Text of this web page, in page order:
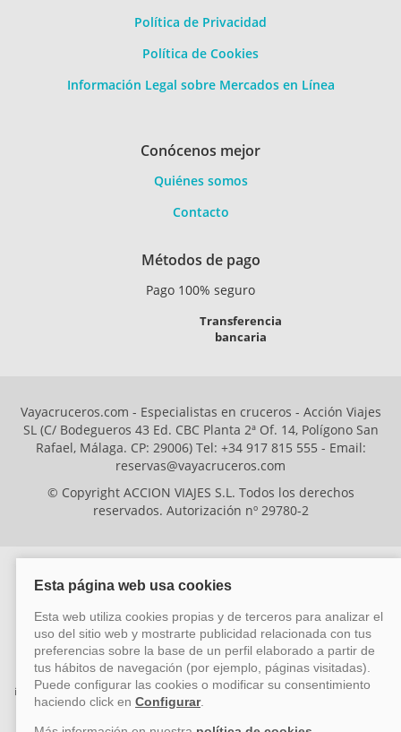
Política de Privacidad
Política de Cookies
Información Legal sobre Mercados en Línea
Conócenos mejor
Quiénes somos
Contacto
Métodos de pago
Pago 100% seguro
Transferencia
bancaria
Vayacruceros.com - Especialistas en cruceros - Acción Viajes
SL (C/ Bodegueros 43 Ed. CBC Planta 2ª Of. 14, Polígono San
Rafael, Málaga. CP: 29006) Tel: +34 917 815 555 - Email:
reservas@vayacruceros.com
© Copyright ACCION VIAJES S.L. Todos los derechos
reservados. Autorización nº 29780-2
ACCION VIAJES SL ha sido beneficiaria del Fondo Europeo de Desarrollo
Regional (FEDER), cuyo objetivo es mejorar la competitividad de las pymes
mediante el impulso de la innovación, el desarrollo tecnológico, la
investigación de calidad y el uso seguro y fiable del ciberespacio. Gracias a
esta financiación, la empresa ha puesto en marcha un Plan de Acción